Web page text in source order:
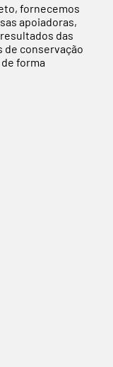
fornecemos
apoiadoras,
das
de conservação
forma